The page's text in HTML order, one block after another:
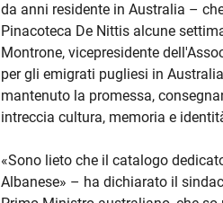
da anni residente in Australia –
Pinacoteca De Nittis alcune
Montrone, vicepresidente
per gli emigrati pugliesi in
mantenuto la promessa,
intreccia cultura, memoria e
«Sono lieto che il catalogo
Albanese» – ha dichiarato il